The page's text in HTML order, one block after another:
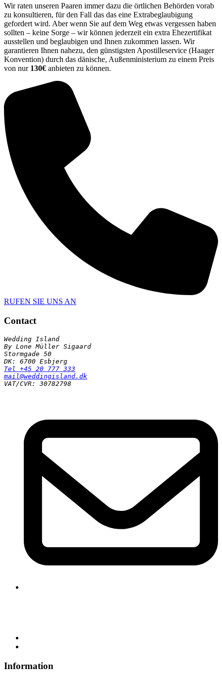
Wir raten unseren Paaren immer dazu die örtlichen Behörden vorab
zu konsultieren, für den Fall das das eine Extrabeglaubigung
gefordert wird. Aber wenn Sie auf dem Weg etwas vergessen haben
sollten – keine Sorge – wir können jederzeit ein extra Ehezertifikat
ausstellen und beglaubigen und Ihnen zukommen lassen. Wir
garantieren Ihnen nahezu, den günstigsten Apostilleservice (Haager
Konvention) durch das dänische, Außenministerium zu einem Preis
von nur 130€ anbieten zu können.
RUFEN SIE UNS AN
Contact
Wedding Island
By Lone Müller Sigaard
Stormgade 50
Tel +45 20 777 333
mail@weddingisland.dk
VAT/CVR: 30782798
Information